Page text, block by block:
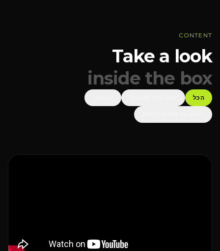
CONTENT
Take a look
inside the box
הכל